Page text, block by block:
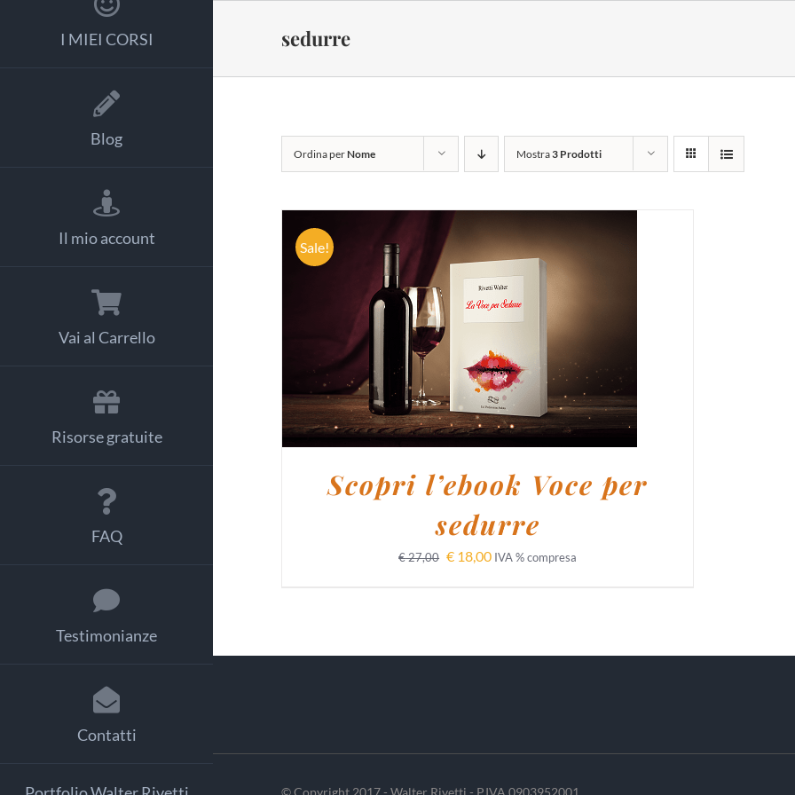
I MIEI CORSI
Blog
Il mio account
Vai al Carrello
Risorse gratuite
FAQ
Testimonianze
Contatti
sedurre
Ordina perNome Mostra3 Prodotti
Sale!
AGGIUNGI AL CARRELLO DETTAGLI
Scopri l’ebook Voce per
sedurre
€27,00 € 18,00 IVA % compresa